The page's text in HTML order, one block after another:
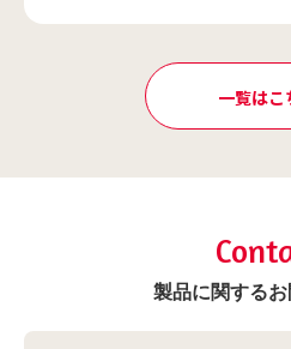
一覧はこ
製品に関する